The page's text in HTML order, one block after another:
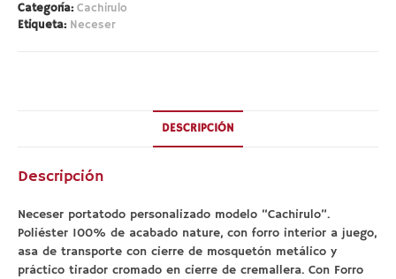
cantidad
Categoría: Cachirulo
Etiqueta: Neceser
DESCRIPCIÓN
Descripción
Neceser portatodo personalizado modelo “Cachirulo”.
Poliéster 100% de acabado nature, con forro interior a juego,
asa de transporte con cierre de mosquetón metálico y
práctico tirador cromado en cierre de cremallera. Con Forro